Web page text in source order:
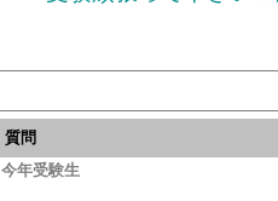
質問
今年受験生